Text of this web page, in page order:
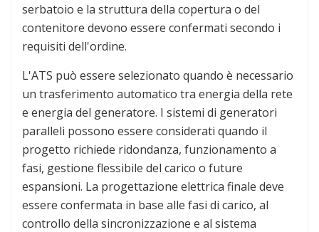
serbatoio e la struttura della copertura o del
contenitore devono essere confermati secondo i
requisiti dell'ordine.
L'ATS può essere selezionato quando è necessario
un trasferimento automatico tra energia della rete
e energia del generatore. I sistemi di generatori
paralleli possono essere considerati quando il
progetto richiede ridondanza, funzionamento a
fasi, gestione flessibile del carico o future
espansioni. La progettazione elettrica finale deve
essere confermata in base alle fasi di carico, al
controllo della sincronizzazione e al sistema